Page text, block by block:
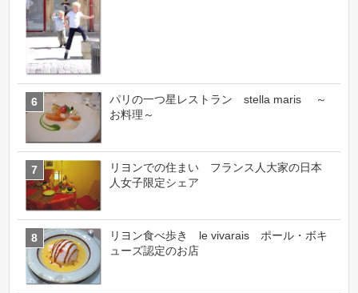
パリの一つ星レストラン stella maris ～
お料理～
リヨンでの住まい フランス人大家の日本
人女子限定シェア
リヨン食べ歩き le vivarais ポール・ボキ
ューズ認定のお店